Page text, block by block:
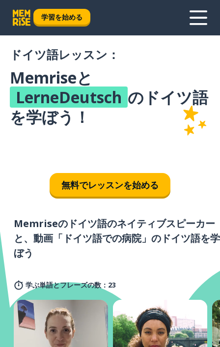
学習を始める
ドイツ語レッスン：
Memriseと
LerneDeutsch のドイツ語
を学ぼう！
無料でレッスンを始める
Memriseのドイツ語のネイティブスピーカー
と、動画「ドイツ語での病院」のドイツ語を学
ぼう
学ぶ単語とフレーズの数：23